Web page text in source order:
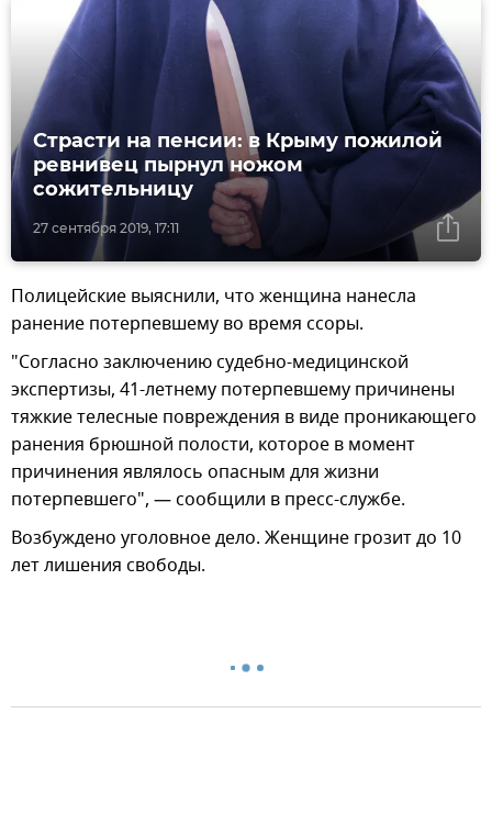
27 сентября 2019, 17:11
Страсти на пенсии: в Крыму пожилой
ревнивец пырнул ножом
сожительницу
Полицейские выяснили, что женщина нанесла
ранение потерпевшему во время ссоры.
"Согласно заключению судебно-медицинской
экспертизы, 41-летнему потерпевшему причинены
тяжкие телесные повреждения в виде проникающего
ранения брюшной полости, которое в момент
причинения являлось опасным для жизни
потерпевшего", — сообщили в пресс-службе.
Возбуждено уголовное дело. Женщине грозит до 10
лет лишения свободы.